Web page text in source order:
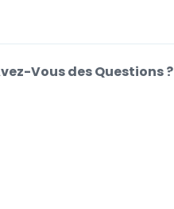
Vous des Questions ?